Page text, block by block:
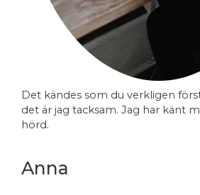
Det kändes som du verkligen
det är jag tacksam. Jag har känt
hörd.
Anna